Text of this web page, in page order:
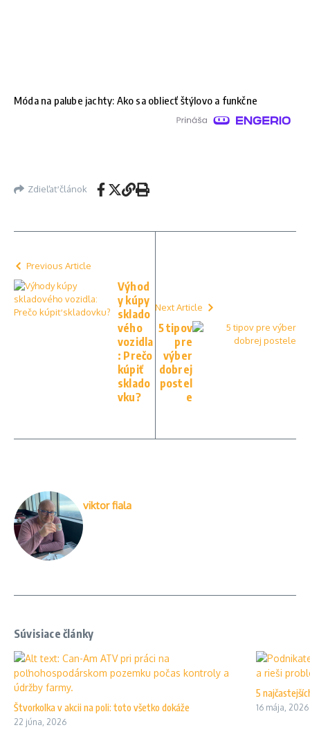
Móda na palube jachty: Ako sa obliecť štýlovo a funkčne
Zdieľať článok
Previous Article
Výhod
y kúpy
sklado
vého
vozidla
: Prečo
kúpiť
sklado
vku?
Next Article
5 tipov
pre
výber
dobrej
postel
e
viktor fiala
Súvisiace články
Štvorkolka v akcii na poli: toto všetko dokáže
22 júna, 2026
5
16 mája, 2026